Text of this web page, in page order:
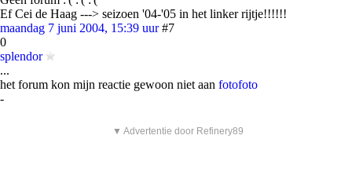
Ef Cei de Haag ---> seizoen '04-'05 in het linker rijtje!!!!!!
maandag 7 juni 2004, 15:39 uur #7
0
splendor
...
het forum kon mijn reactie gewoon niet aan fotofoto
-
▼ Advertentie door Refinery89